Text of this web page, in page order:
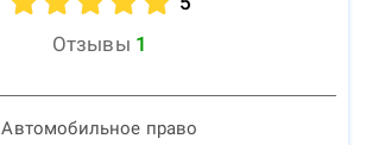
Отзывы 1
Автомобильное право